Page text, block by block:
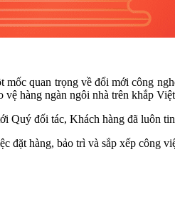
mốc quan trọng về đổi mới công
hàng ngàn ngôi nhà trên khắp
Quý đối tác, Khách hàng đã luôn
đặt hàng, bảo trì và sắp xếp